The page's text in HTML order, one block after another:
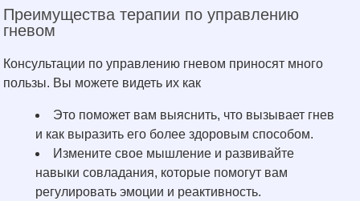
Преимущества терапии по управлению
гневом
Консультации по управлению гневом приносят много
пользы. Вы можете видеть их как
Это поможет вам выяснить, что вызывает гнев
и как выразить его более здоровым способом.
Измените свое мышление и развивайте
навыки совладания, которые помогут вам
регулировать эмоции и реактивность.